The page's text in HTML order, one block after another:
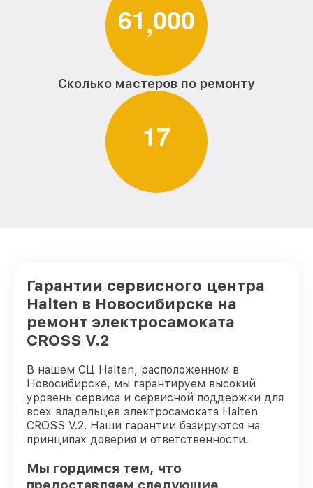
61,000
Сколько мастеров по ремонту
17
Гарантии сервисного центра
Halten в Новосибирске на
ремонт электросамоката
CROSS V.2
В нашем СЦ Halten, расположенном в
Новосибирске, мы гарантируем высокий
уровень сервиса и сервисной поддержки для
всех владельцев электросамоката Halten
CROSS V.2. Наши гарантии базируются на
принципах доверия и ответственности.
Мы гордимся тем, что
предоставляем следующие